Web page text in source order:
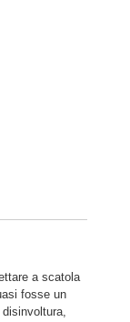
a scatola
fosse un